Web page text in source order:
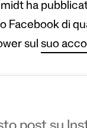
ha
Facebook di
sul suo